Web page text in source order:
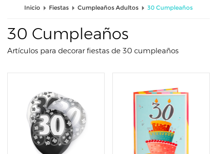
Inicio Fiestas Cumpleaños Adultos 30 Cumpleaños
30 Cumpleaños
Artículos para decorar fiestas de 30 cumpleaños